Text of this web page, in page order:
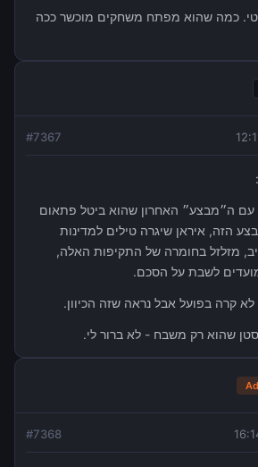
כמה שהוא מפתח משחקים מוכשר ככה
#7367
עם ה״מבצע״ האחרון שהוא ביטל פתאום
הזה, איראן שיגרה טילים למדינות
מזלזל בחומרה של התקיפות האלה,
לשבת על הסכם.
לא קרה בפועל אבל נראה שזה הכיוון.
שהוא רק משבח - לא ברור לי.
#7368